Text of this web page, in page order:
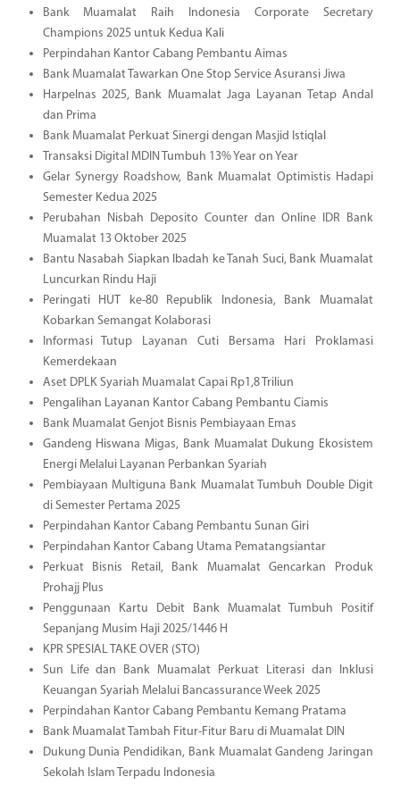
Bank Muamalat Raih Indonesia Corporate Secretary
Champions 2025 untuk Kedua Kali
Perpindahan Kantor Cabang Pembantu Aimas
Bank Muamalat Tawarkan One Stop Service Asuransi Jiwa
Harpelnas 2025, Bank Muamalat Jaga Layanan Tetap Andal
dan Prima
Bank Muamalat Perkuat Sinergi dengan Masjid Istiqlal
Transaksi Digital MDIN Tumbuh 13% Year on Year
Gelar Synergy Roadshow, Bank Muamalat Optimistis Hadapi
Semester Kedua 2025
Perubahan Nisbah Deposito Counter dan Online IDR Bank
Muamalat 13 Oktober 2025
Bantu Nasabah Siapkan Ibadah ke Tanah Suci, Bank Muamalat
Luncurkan Rindu Haji
Peringati HUT ke-80 Republik Indonesia, Bank Muamalat
Kobarkan Semangat Kolaborasi
Informasi Tutup Layanan Cuti Bersama Hari Proklamasi
Kemerdekaan
Aset DPLK Syariah Muamalat Capai Rp1,8 Triliun
Pengalihan Layanan Kantor Cabang Pembantu Ciamis
Bank Muamalat Genjot Bisnis Pembiayaan Emas
Gandeng Hiswana Migas, Bank Muamalat Dukung Ekosistem
Energi Melalui Layanan Perbankan Syariah
Pembiayaan Multiguna Bank Muamalat Tumbuh Double Digit
di Semester Pertama 2025
Perpindahan Kantor Cabang Pembantu Sunan Giri
Perpindahan Kantor Cabang Utama Pematangsiantar
Perkuat Bisnis Retail, Bank Muamalat Gencarkan Produk
Prohajj Plus
Penggunaan Kartu Debit Bank Muamalat Tumbuh Positif
Sepanjang Musim Haji 2025/1446 H
KPR SPESIAL TAKE OVER (STO)
Sun Life dan Bank Muamalat Perkuat Literasi dan Inklusi
Keuangan Syariah Melalui Bancassurance Week 2025
Perpindahan Kantor Cabang Pembantu Kemang Pratama
Bank Muamalat Tambah Fitur-Fitur Baru di Muamalat DIN
Dukung Dunia Pendidikan, Bank Muamalat Gandeng Jaringan
Sekolah Islam Terpadu Indonesia